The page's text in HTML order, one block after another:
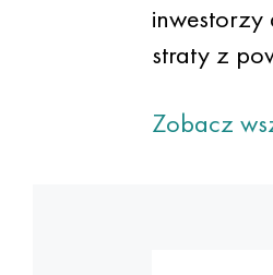
straty z
Zobacz